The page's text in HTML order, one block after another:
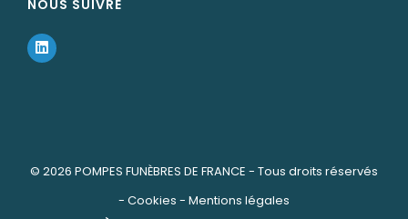
NOUS SUIVRE
© 2026 POMPES FUNÈBRES DE FRANCE - Tous droits réservés
- Cookies - Mentions légales